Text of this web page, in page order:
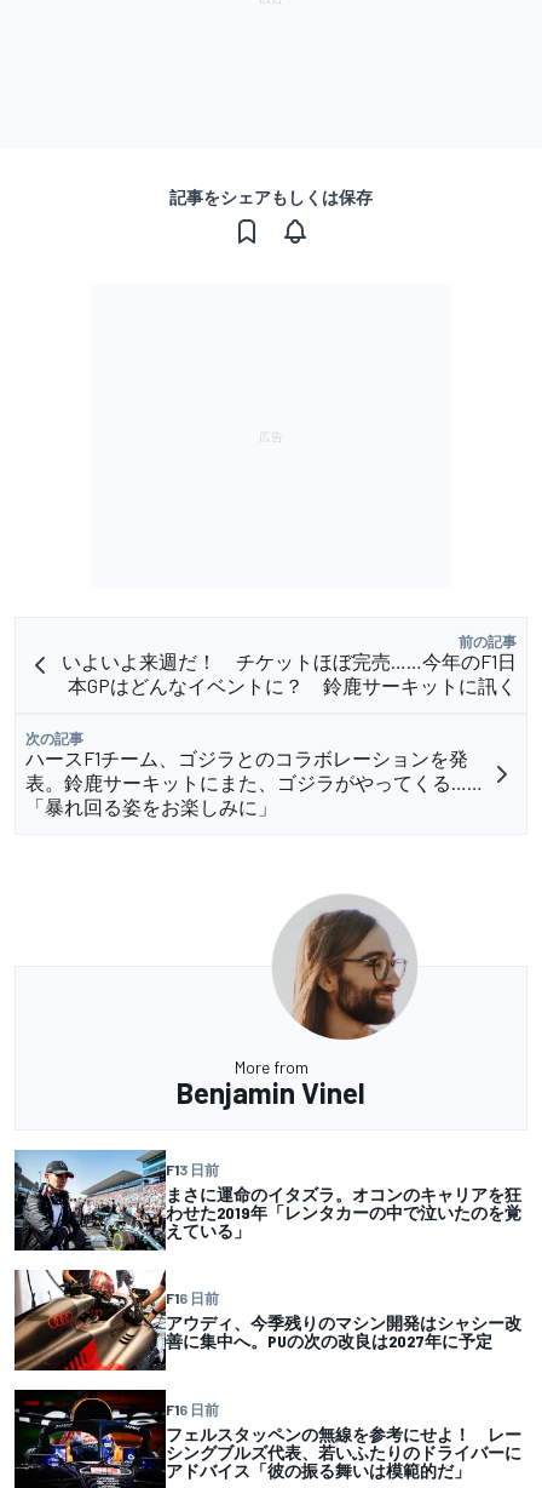
記事をシェアもしくは保存
前の記事
いよいよ来週だ！ チケットほぼ完売……今年のF1日
本GPはどんなイベントに？ 鈴鹿サーキットに訊く
次の記事
ハースF1チーム、ゴジラとのコラボレーションを発
表。鈴鹿サーキットにまた、ゴジラがやってくる……
「暴れ回る姿をお楽しみに」
More from
Benjamin Vinel
F13 日前
まさに運命のイタズラ。オコンのキャリアを狂
わせた2019年「レンタカーの中で泣いたのを覚
えている」
F16 日前
アウディ、今季残りのマシン開発はシャシー改
善に集中へ。PUの次の改良は2027年に予定
F16 日前
フェルスタッペンの無線を参考にせよ！ レー
シングブルズ代表、若いふたりのドライバーに
アドバイス「彼の振る舞いは模範的だ」